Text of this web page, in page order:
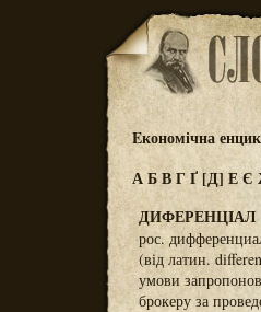
Eкономічна
АБВГҐ [Д] ЕЄ
ДИФЕРЕНЦІАЛ
рос.
(від латин.
умови
брокеру за